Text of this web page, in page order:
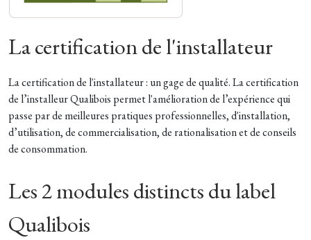
La certification de l'installateur
La certification de l'installateur : un gage de qualité. La certification
de l’installeur Qualibois permet l'amélioration de l’expérience qui
passe par de meilleures pratiques professionnelles, d'installation,
d’utilisation, de commercialisation, de rationalisation et de conseils
de consommation.
Les 2 modules distincts du label
Qualibois